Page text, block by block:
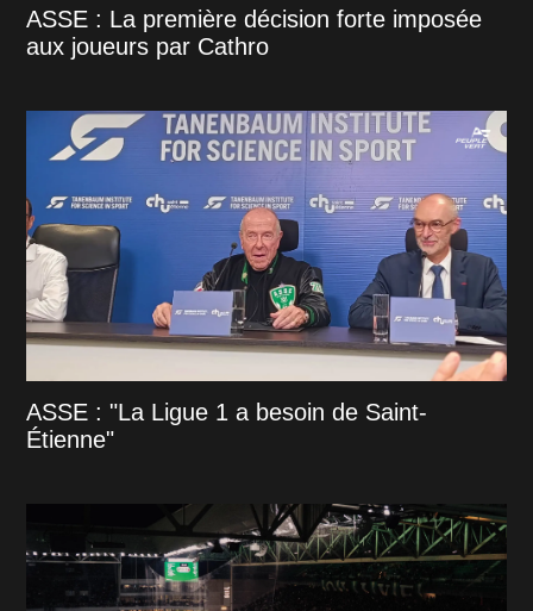
ASSE : La première décision forte imposée
aux joueurs par Cathro
ASSE : "La Ligue 1 a besoin de Saint-
Étienne"